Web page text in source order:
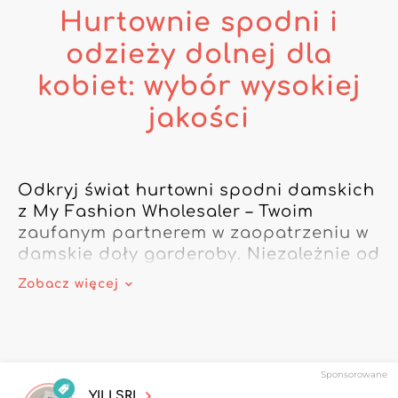
Hurtownie spodni i
odzieży dolnej dla
kobiet: wybór wysokiej
jakości
Odkryj świat hurtowni spodni damskich
z My Fashion Wholesaler – Twoim
zaufanym partnerem w zaopatrzeniu w
damskie doły garderoby. Niezależnie od
tego, czy szukasz eleganckich spodni
damskich, ponadczasowych jeansów
stworzona, aby wzbogacić Twój sklep o
Zobacz więcej
Sponsorowane